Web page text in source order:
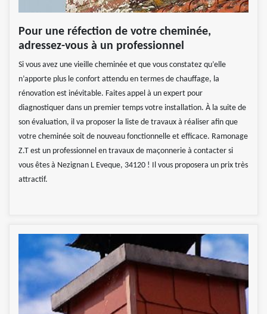
Pour une réfection de votre cheminée,
adressez-vous à un professionnel
Si vous avez une vieille cheminée et que vous constatez qu’elle
n’apporte plus le confort attendu en termes de chauffage, la
rénovation est inévitable. Faites appel à un expert pour
diagnostiquer dans un premier temps votre installation. À la suite de
son évaluation, il va proposer la liste de travaux à réaliser afin que
votre cheminée soit de nouveau fonctionnelle et efficace. Ramonage
Z.T est un professionnel en travaux de maçonnerie à contacter si
vous êtes à Nezignan L Eveque, 34120 ! Il vous proposera un prix très
attractif.